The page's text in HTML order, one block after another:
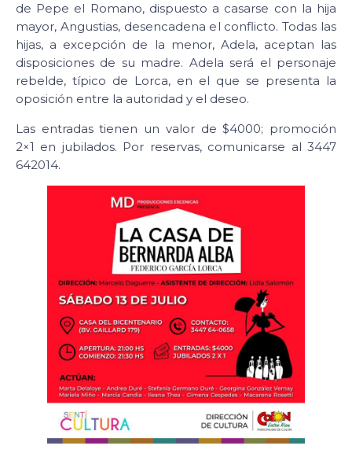
de Pepe el Romano, dispuesto a casarse con la hija
mayor, Angustias, desencadena el conflicto. Todas las
hijas, a excepción de la menor, Adela, aceptan las
disposiciones de su madre. Adela será el personaje
rebelde, típico de Lorca, en el que se presenta la
oposición entre la autoridad y el deseo.
Las entradas tienen un valor de $4000; promoción
2×1 en jubilados. Por reservas, comunicarse al 3447
642014.